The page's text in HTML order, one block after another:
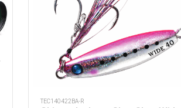
TEC140422BA-R